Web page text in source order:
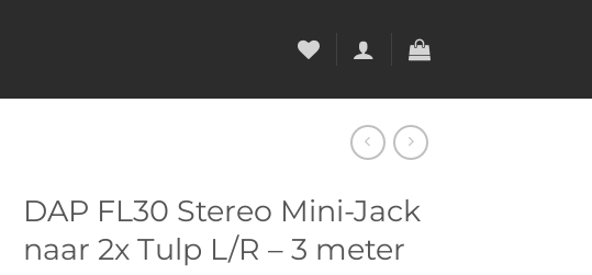
DAP FL30 Stereo Mini-Jack
naar 2x Tulp L/R – 3 meter